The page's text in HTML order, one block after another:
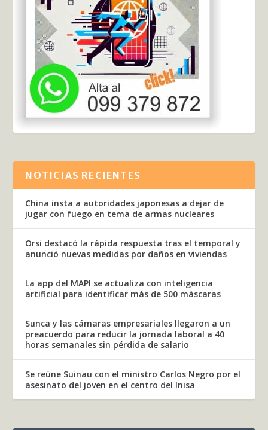
NOTICIAS RECIENTES
China insta a autoridades japonesas a dejar de
jugar con fuego en tema de armas nucleares
Orsi destacó la rápida respuesta tras el temporal y
anunció nuevas medidas por daños en viviendas
La app del MAPI se actualiza con inteligencia
artificial para identificar más de 500 máscaras
Sunca y las cámaras empresariales llegaron a un
preacuerdo para reducir la jornada laboral a 40
horas semanales sin pérdida de salario
Se reúne Suinau con el ministro Carlos Negro por el
asesinato del joven en el centro del Inisa